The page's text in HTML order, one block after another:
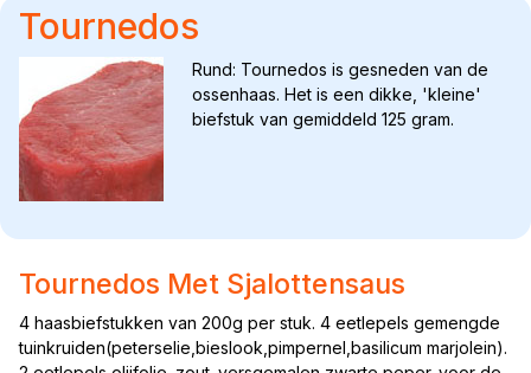
Tournedos
Rund: Tournedos is gesneden van de
ossenhaas. Het is een dikke, 'kleine'
biefstuk van gemiddeld 125 gram.
Tournedos Met Sjalottensaus
4 haasbiefstukken van 200g per stuk. 4 eetlepels gemengde
tuinkruiden(peterselie,bieslook,pimpernel,basilicum marjolein).